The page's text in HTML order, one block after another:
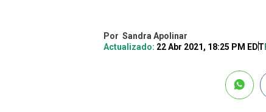
Por Sandra Apolinar
Actualizado: 22 Abr 2021, 18:25 PM EDT